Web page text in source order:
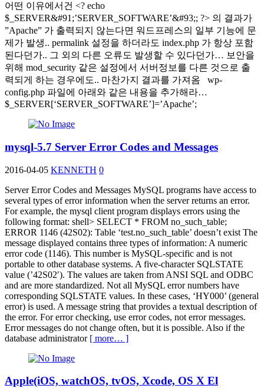
어떤 이유에서건 <? echo
$_SERVER&#91;’SERVER_SOFTWARE’&#93;; ?> 의 결과가
”Apache” 가 출력되지 않는다면 워드프레스의 일부 기능에 문
제가 발생.. permalink 설정을 하더라도 index.php 가 항상 포함
된다던가.. 그 외의 다른 오류도 발생할 수 있다던가… 보안을
위해 mod_security 같은 설정에서 서버정보를 다른 것으로 출
력되게 하는 경우에도.. 마찬가지 결과를 가져옴 wp-
config.php 파일에 아래와 같은 내용을 추가해라…
$_SERVER[‘SERVER_SOFTWARE’]=’Apache’;
mysql-5.7 Server Error Codes and Messages
2016-04-05 KENNETH 0
Server Error Codes and Messages MySQL programs have access to
several types of error information when the server returns an error.
For example, the mysql client program displays errors using the
following format: shell> SELECT * FROM no_such_table;
ERROR 1146 (42S02): Table ‘test.no_such_table’ doesn’t exist The
message displayed contains three types of information: A numeric
error code (1146). This number is MySQL-specific and is not
portable to other database systems. A five-character SQLSTATE
value (’42S02′). The values are taken from ANSI SQL and ODBC
and are more standardized. Not all MySQL error numbers have
corresponding SQLSTATE values. In these cases, ‘HY000’ (general
error) is used. A message string that provides a textual description of
the error. For error checking, use error codes, not error messages.
Error messages do not change often, but it is possible. Also if the
database administrator [ more… ]
Apple(iOS, watchOS, tvOS, Xcode, OS X El